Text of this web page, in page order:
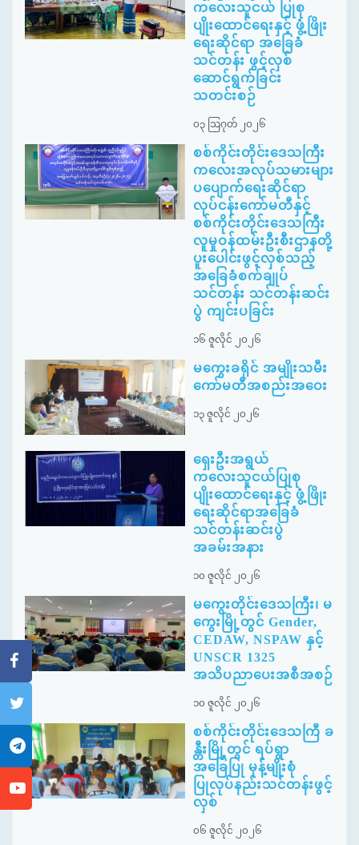
ကလေးသူငယ် ပြုစု
ပျိုးထောင်ရေးနှင့် ဖွံ့ဖြိုး
ရေးဆိုင်ရာ အခြေခံ
သင်တန်း ဖွင့်လှစ်
ဆောင်ရွက်ခြင်း
သတင်းစဉ်
၀၃ ဩဂုတ် ၂၀၂၆
စစ်ကိုင်းတိုင်းဒေသကြီး
ကလေးအလုပ်သမားများ
ပပျောက်ရေးဆိုင်ရာ
လုပ်ငန်းကော်မတီနှင့်
စစ်ကိုင်းတိုင်းဒေသကြီး
လူမှုဝန်ထမ်းဦးစီးဌာနတို့
ပူးပေါင်းဖွင့်လှစ်သည့်
အခြေခံစက်ချုပ်
သင်တန်း သင်တန်းဆင်း
ပွဲ ကျင်းပခြင်း
၁၆ ဇူလိုင် ၂၀၂၆
မကွေးခရိုင် အမျိုးသမီး
ကော်မတီအစည်းအဝေး
၁၃ ဇူလိုင် ၂၀၂၆
ရှေးဦးအရွယ်
ကလေးသူငယ်ပြုစု
ပျိုးထောင်ရေးနှင့် ဖွံ့ဖြိုး
ရေးဆိုင်ရာအခြေခံ
သင်တန်းဆင်းပွဲ
အခမ်းအနား
၁၀ ဇူလိုင် ၂၀၂၆
မကွေးတိုင်းဒေသကြီး၊ မ
ကွေးမြို့တွင် Gender,
CEDAW, NSPAW နှင့်
UNSCR 1325
အသိပညာပေးအစီအစဉ်
၁၀ ဇူလိုင် ၂၀၂၆
စစ်ကိုင်းတိုင်းဒေသကြီ ခ
န္တီးမြို့တွင် ရပ်ရွာ
အခြေပြု မုန့်မျိုးစုံ
ပြုလုပ်နည်းသင်တန်းဖွင့်
လှစ်
၀၆ ဇူလိုင် ၂၀၂၆